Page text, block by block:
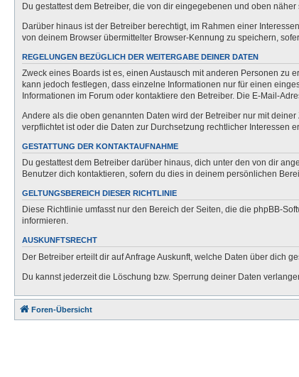
Du gestattest dem Betreiber, die von dir eingegebenen und oben
Darüber hinaus ist der Betreiber berechtigt, im Rahmen einer
von deinem Browser übermittelter Browser-Kennung zu speichern,
REGELUNGEN BEZÜGLICH DER WEITERGABE DEINER DATEN
Zweck eines Boards ist es, einen Austausch mit anderen Personen zu
kann jedoch festlegen, dass einzelne Informationen nur für einen
Informationen im Forum oder kontaktiere den Betreiber. Die E-Mail-
Andere als die oben genannten Daten wird der Betreiber nur mit
verpflichtet ist oder die Daten zur Durchsetzung rechtlicher Interessen
GESTATTUNG DER KONTAKTAUFNAHME
Du gestattest dem Betreiber darüber hinaus, dich unter den von dir
Benutzer dich kontaktieren, sofern du dies in deinem persönlichen
GELTUNGSBEREICH DIESER RICHTLINIE
Diese Richtlinie umfasst nur den Bereich der Seiten, die die phpBB-
informieren.
AUSKUNFTSRECHT
Der Betreiber erteilt dir auf Anfrage Auskunft, welche Daten über dich
Du kannst jederzeit die Löschung bzw. Sperrung deiner Daten
Foren-Übersicht